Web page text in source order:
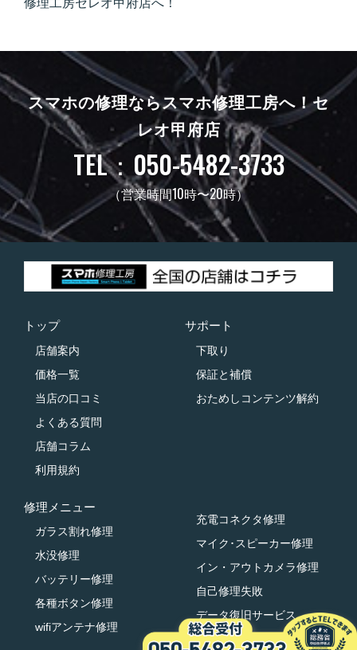
スマホの修理ならスマホ修理工房へ！セ
レオ甲府店
TEL：050-5482-3733
（営業時間10時〜20時）
トップ
店舗案内
価格一覧
当店の口コミ
よくある質問
店舗コラム
利用規約
サポート
下取り
保証と補償
おためしコンテンツ解約
修理メニュー
ガラス割れ修理
水没修理
バッテリー修理
各種ボタン修理
wifiアンテナ修理
充電コネクタ修理
マイク･スピーカー修理
イン・アウトカメラ修理
自己修理失敗
データ復旧サービス